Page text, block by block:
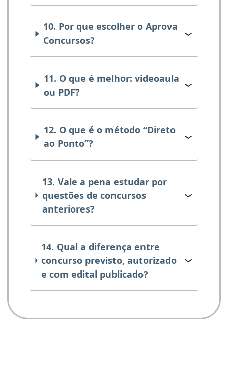
10. Por que escolher o Aprova
Concursos?
11. O que é melhor: videoaula
ou PDF?
12. O que é o método “Direto
ao Ponto”?
13. Vale a pena estudar por
questões de concursos
anteriores?
14. Qual a diferença entre
concurso previsto, autorizado
e com edital publicado?